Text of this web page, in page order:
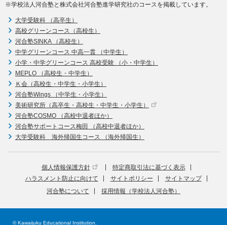
※学校法人河合塾と株式会社河合塾進学研究社のコースを掲載しています。
大学受験科 （高卒生）
高校グリーンコース（高校生）
河合塾SINKA （高校生）
中学グリーンコース 中高一貫 （中学生）
小学・中学グリーンコース 高校受験 （小・中学生）
MEPLO （高校生・中学生）
Ｋ会（高校生・中学生・小学生）
河合塾Wings （中学生・小学生）
美術研究所（高卒生・高校生・中学生・小学生）
河合塾COSMO （高校中退者ほか）
河合塾サポートコース梅田 （高校中退者ほか）
大学受験科 海外帰国生コース （海外帰国生）
個人情報保護方針
特定商取引法に基づく表示
ハラスメント防止に向けて
サイトポリシー
サイトマップ
河合塾について
採用情報（学校法人河合塾）
© Kawaijuku Educational Institution.